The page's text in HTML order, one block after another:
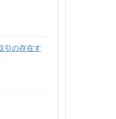
引の存在す